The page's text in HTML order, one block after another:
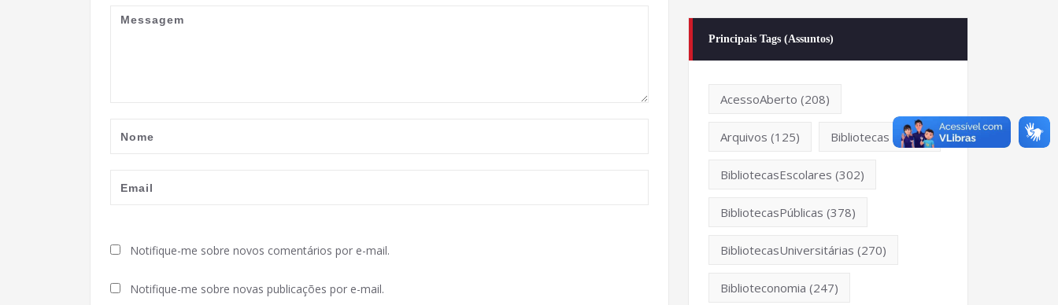
Notifique-me sobre novos comentários por e-mail.
Notifique-me sobre novas publicações por e-mail.
Principais Tags (Assuntos)
AcessoAberto (208)
Arquivos (125) Bibliotecas (1053)
BibliotecasEscolares (302)
BibliotecasPúblicas (378)
BibliotecasUniversitárias (270)
Biblioteconomia (247)